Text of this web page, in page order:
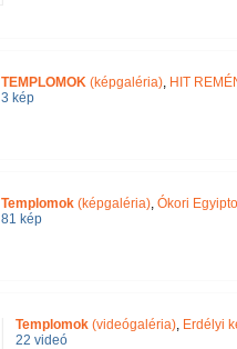
TEMPLOMOK(képgaléria), HIT
3 kép
Templomok(képgaléria), Ókori
81 kép
Templomok(videógaléria), Erdélyi
22 videó